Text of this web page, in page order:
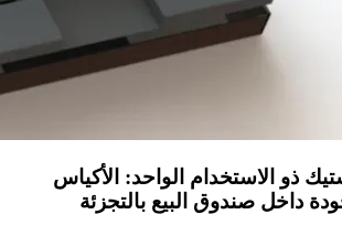
ذو الاستخدام الواحد: الأكياس
داخل صندوق البيع بالتجزئة